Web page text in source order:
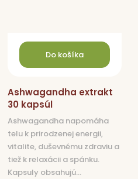
Do košíka
Ashwagandha extrakt
30 kapsúl
Ashwagandha napomáha
telu k prirodzenej energii,
vitalite, duševnému zdraviu a
tiež k relaxácii a spánku.
Kapsuly obsahujú...